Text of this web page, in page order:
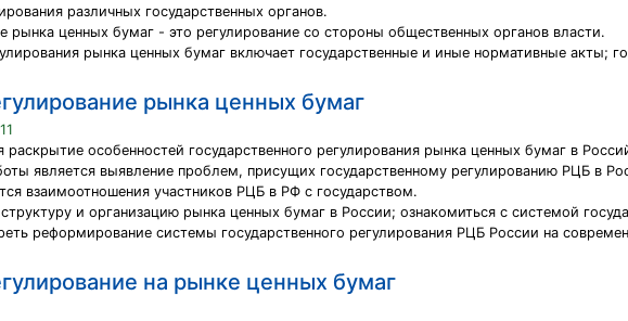
различных государственных органов.
рынка ценных бумаг - это регулирование со стороны общественных органов власти.
рынка ценных бумаг включает государственные и иные нормативные акты;
рынка ценных бумаг
особенностей государственного регулирования рынка ценных бумаг в
является выявление проблем, присущих государственному регулированию РЦБ в
взаимоотношения участников РЦБ в РФ с государством.
и организацию рынка ценных бумаг в России; ознакомиться с системой
реформирование системы государственного регулирования РЦБ России на
на рынке ценных бумаг